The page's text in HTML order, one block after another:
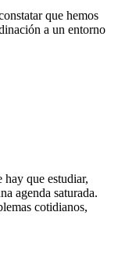
que hemos
a un entorno
que estudiar,
agenda saturada.
cotidianos,